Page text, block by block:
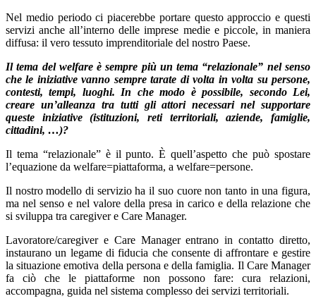
Nel medio periodo ci piacerebbe portare questo approccio e questi
servizi anche all’interno delle imprese medie e piccole, in maniera
diffusa: il vero tessuto imprenditoriale del nostro Paese.
Il tema del welfare è sempre più un tema “relazionale” nel senso
che le iniziative vanno sempre tarate di volta in volta su persone,
contesti, tempi, luoghi. In che modo è possibile, secondo Lei,
creare un’alleanza tra tutti gli attori necessari nel supportare
queste iniziative (istituzioni, reti territoriali, aziende, famiglie,
cittadini, …)?
Il tema “relazionale” è il punto. È quell’aspetto che può spostare
l’equazione da welfare=piattaforma, a welfare=persone.
Il nostro modello di servizio ha il suo cuore non tanto in una figura,
ma nel senso e nel valore della presa in carico e della relazione che
si sviluppa tra caregiver e Care Manager.
Lavoratore/caregiver e Care Manager entrano in contatto diretto,
instaurano un legame di fiducia che consente di affrontare e gestire
la situazione emotiva della persona e della famiglia. Il Care Manager
fa ciò che le piattaforme non possono fare: cura relazioni,
accompagna, guida nel sistema complesso dei servizi territoriali.